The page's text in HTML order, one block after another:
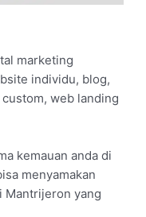
marketing
individu, blog,
web landing
kemauan anda di
menyamakan
Mantrijeron yang